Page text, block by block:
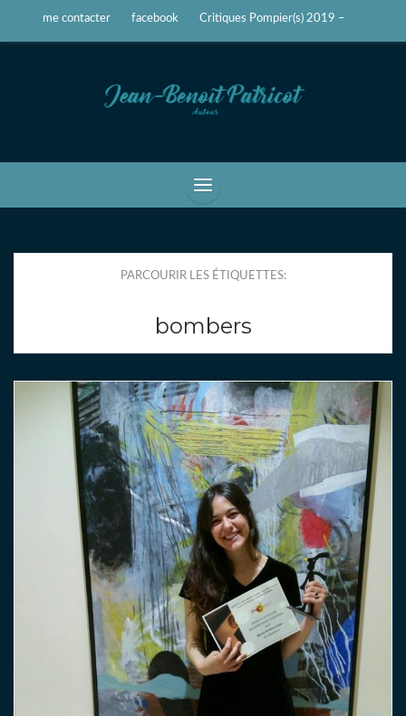
me contacter facebook Critiques Pompier(s) 2019 –
PARCOURIR LES ÉTIQUETTES:
bombers